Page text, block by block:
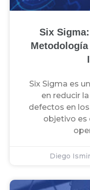
Six
Six Sigma es
en reducir
defectos en
objetivo es
Diego